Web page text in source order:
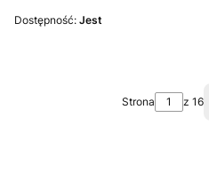
Dostępność: Jest
Strona z 16